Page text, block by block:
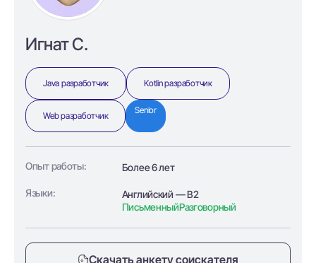
Игнат С.
Java разработчик Kotlin разработчик
Web разработчик
Senior
Опыт работы: Более 6 лет
Языки:
Английский — B2
ПисьменныйРазговорный
Скачать анкету соискателя